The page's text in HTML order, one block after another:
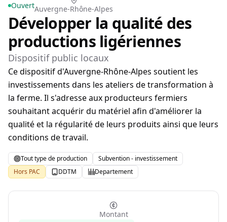
OuvertAuvergne-Rhône-Alpes
Développer la qualité des
productions ligériennes
Dispositif public locaux
Ce dispositif d'Auvergne-Rhône-Alpes soutient les
investissements dans les ateliers de transformation à
la ferme. Il s'adresse aux producteurs fermiers
souhaitant acquérir du matériel afin d'améliorer la
qualité et la régularité de leurs produits ainsi que leurs
conditions de travail.
Tout type de production
Subvention - investissement
Hors PAC
DDTM Departement
Montant